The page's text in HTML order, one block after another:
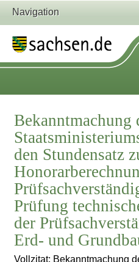
Navigation
Bekanntmachung
den Stundensatz
Prüfung
der
Erd- und
Vollzitat: Bekanntmachung